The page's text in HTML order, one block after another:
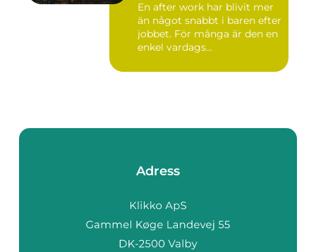
En after work har blivit mer
än något snabbt i baren efter
jobbet. För många är den en
enkel vardags...
Adress